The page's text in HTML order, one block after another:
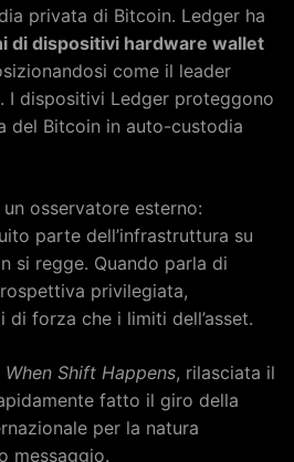
privata di Bitcoin. Ledger ha
di dispositivi hardware wallet
come il leader
I dispositivi Ledger proteggono
del Bitcoin in auto-custodia
osservatore esterno:
parte dell’infrastruttura su
si regge. Quando parla di
privilegiata,
di forza che i limiti dell’asset.
When Shift Happens, rilasciata il
fatto il giro della
per la natura
messaggio.